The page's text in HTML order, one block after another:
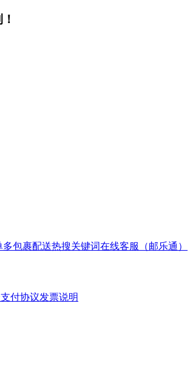
多包裹配送热搜关键词在线客服（邮乐通）
付协议发票说明